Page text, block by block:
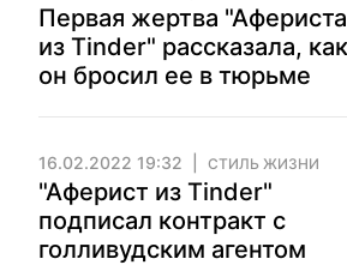
Первая жертва "Афериста
из Tinder" рассказала, как
он бросил ее в тюрьме
16.02.2022 19:32 СТИЛЬ ЖИЗНИ
"Аферист из Tinder"
подписал контракт с
голливудским агентом